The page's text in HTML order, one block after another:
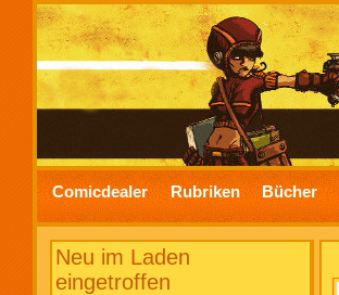
Comicdealer Rubriken Bücher
Neu im Laden
eingetroffen